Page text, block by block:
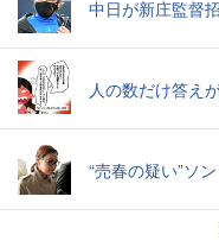
中日が新庄監督